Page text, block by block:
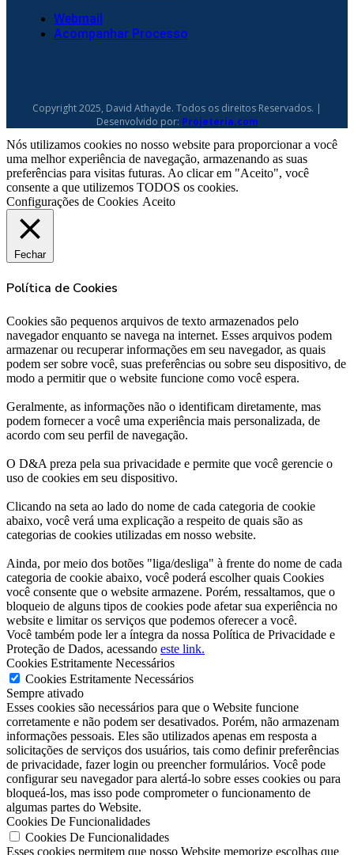
Webmail
Acompanhar Processo
Copyright 2025, David Athayde. Todos os direitos Reservados. |
Desenvolvido por: Projeteria.com
Nós utilizamos cookies no nosso website para proporcionar a você
uma melhor experiência de navegação, armazenando as suas
preferências para visitas futuras. Ao clicar em "Aceito", você
consente a que utilizemos TODOS os cookies.
Configurações de Cookies Aceito
Fechar
Política de Cookies
Cookies são pequenos arquivos de texto armazenados pelo
navegador enquanto se navega na internet. Esses arquivos podem
armazenar ou recuperar informações em seu navegador, as quais
podem ser sobre você, suas preferências ou sobre seu dispositivo, de
modo a permitir que o website funcione como você espera.
Geralmente, as informações não o identificam diretamente, mas
podem fornecer a você uma experiência mais personalizada, de
acordo com seu perfil de navegação.
O D&A preza pela sua privacidade e permite que você gerencie o
uso de cookies em seu dispositivo.
Clicando na seta ao lado do nome de cada categoria de cookie
abaixo, você verá uma explicação a respeito de quais são as
categorias de cookies utilizadas em nosso website.
Ainda, por meio dos botões "liga/desliga" à frente do nome de cada
categoria de cookie abaixo, você poderá escolher quais Cookies
você consente que o website armazene. Porém, ressaltamos, que o
bloqueio de alguns tipos de cookies pode afetar sua experiência no
website e limitar os serviços que podemos oferecer a você.
Você também pode ler a íntegra da nossa Política de Privacidade e
Proteção de Dados, acessando este link.
Cookies Estritamente Necessários
Cookies Estritamente Necessários
Sempre ativado
Esses cookies são necessários para que o Website funcione
corretamente e não podem ser desativados. Porém, não armazenam
informações pessoais. Eles são utilizados apenas em resposta a
solicitações de serviços dos usuários, tais como definir preferências
de privacidade, fazer login ou preencher formulários. Você pode
configurar seu navegador para alertá-lo sobre esses cookies ou para
bloqueá-los, mas isso pode comprometer o funcionamento de
algumas partes do Website.
Cookies De Funcionalidades
Cookies De Funcionalidades
Esses cookies permitem que nosso Website memorize escolhas que